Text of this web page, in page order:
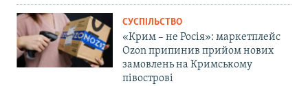
СУСПІЛЬСТВО
«Крим – не Росія»: маркетплейс
Ozon припинив прийом нових
замовлень на Кримському
півострові